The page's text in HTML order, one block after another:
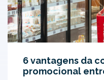
6 vantagens da
promocional